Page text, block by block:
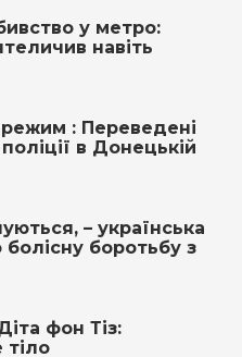
у метро:
навіть
: Переведені
в Донецькій
– українська
болісну боротьбу з
фон Тіз:
тіло